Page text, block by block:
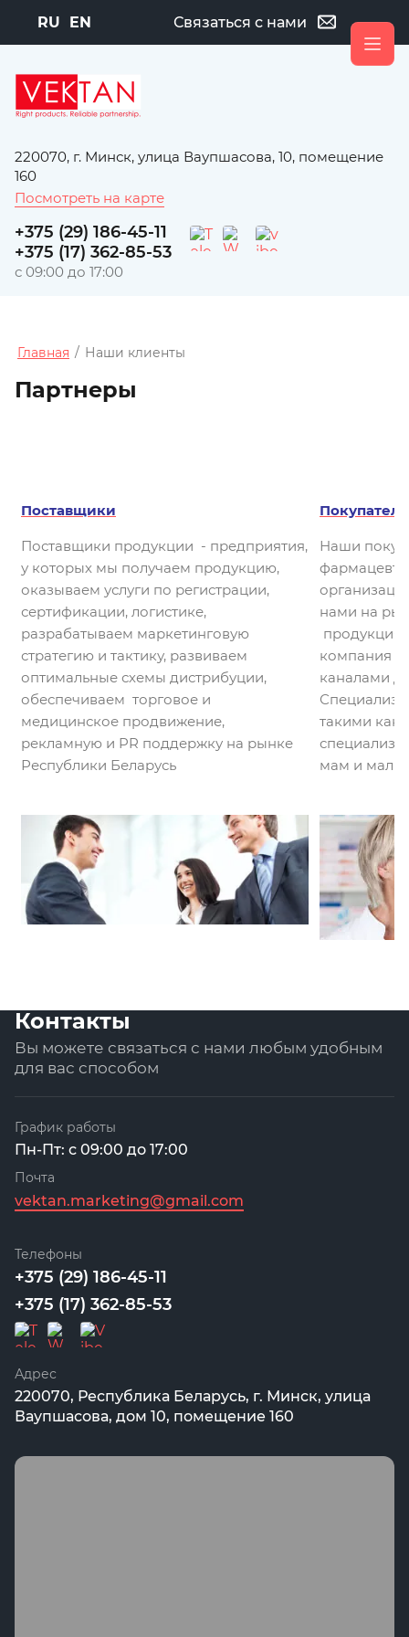
RU EN Связаться с нами
220070, г. Минск, улица Ваупшасова, 10, помещение
160
Посмотреть на карте
+375 (29) 186-45-11
+375 (17) 362-85-53
с 09:00 до 17:00
Главная / Наши клиенты
Партнеры
Поставщики
Поставщики продукции - предприятия,
у которых мы получаем продукцию,
оказываем услуги по регистрации,
сертификации, логистике,
разрабатываем маркетинговую
стратегию и тактику, развиваем
оптимальные схемы дистрибуции,
обеспечиваем торговое и
медицинское продвижение,
рекламную и PR поддержку на рынке
Республики Беларусь
Покупатели
Наши
нами на
продукция
компания
каналами
такими как
мам и
Контакты
Вы можете связаться с нами любым удобным
для вас способом
График работы
Пн-Пт: с 09:00 до 17:00
Почта
vektan.marketing@gmail.com
Телефоны
+375 (29) 186-45-11
+375 (17) 362-85-53
Адрес
220070, Республика Беларусь, г. Минск, улица
Ваупшасова, дом 10, помещение 160